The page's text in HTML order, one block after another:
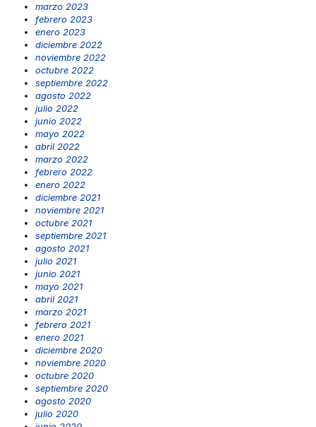
marzo 2023
febrero 2023
enero 2023
diciembre 2022
noviembre 2022
octubre 2022
septiembre 2022
agosto 2022
julio 2022
junio 2022
mayo 2022
abril 2022
marzo 2022
febrero 2022
enero 2022
diciembre 2021
noviembre 2021
octubre 2021
septiembre 2021
agosto 2021
julio 2021
junio 2021
mayo 2021
abril 2021
marzo 2021
febrero 2021
enero 2021
diciembre 2020
noviembre 2020
octubre 2020
septiembre 2020
agosto 2020
julio 2020